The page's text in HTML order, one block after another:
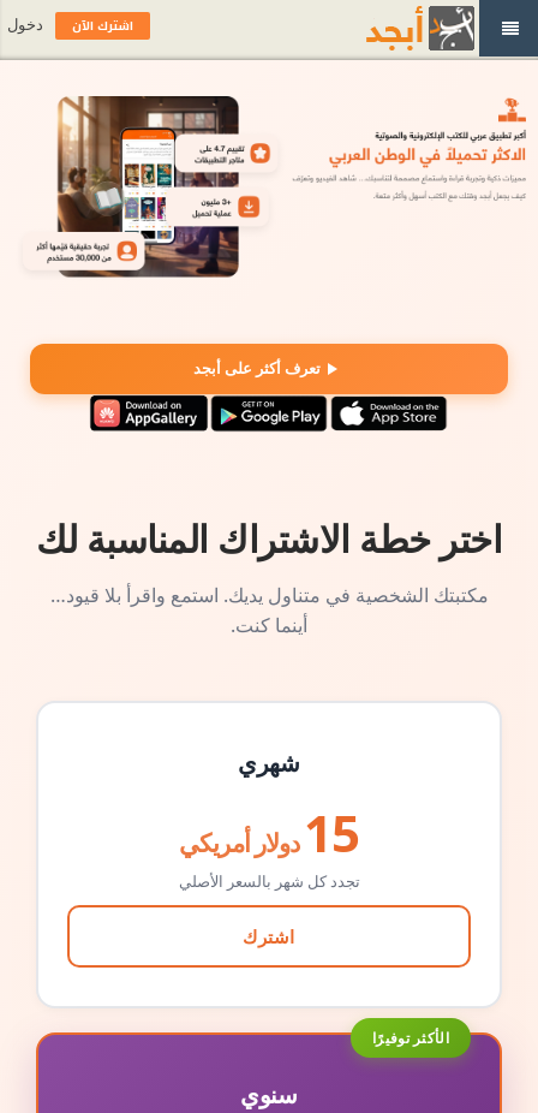
تعرف أكثر على أبجد
اختر خطة الاشتراك المناسبة لك
مكتبتك الشخصية في متناول يديك. استمع واقرأ بلا قيود…
أينما كنت.
شهري
15 دولار أمريكي
تجدد كل شهر بالسعر الأصلي
اشترك
الأكثر توفيرًا
سنوي
اشترك الآن دخول